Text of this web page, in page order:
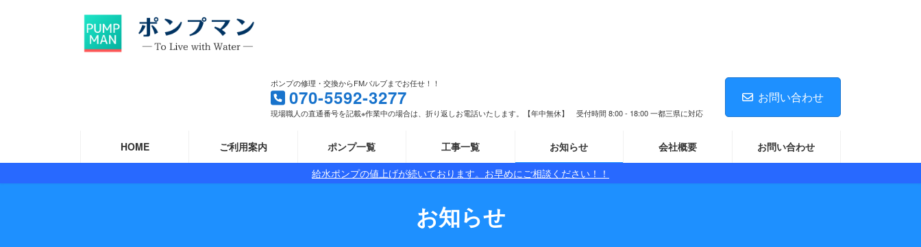
ポンプの修理・交換からFMバルブまでお任せ！！
070-5592-3277
現場職人の直通番号を記載※作業中の場合は、折り返しお電話いたします。【年中無休】 受付時間 8:00 - 18:00 一都三県に対応
お問い合わせ
HOME ご利用案内 ポンプ一覧 工事一覧 お知らせ 会社概要
お問い合わせ
給水ポンプの値上げが続いております。お早めにご相談ください！！
お知らせ